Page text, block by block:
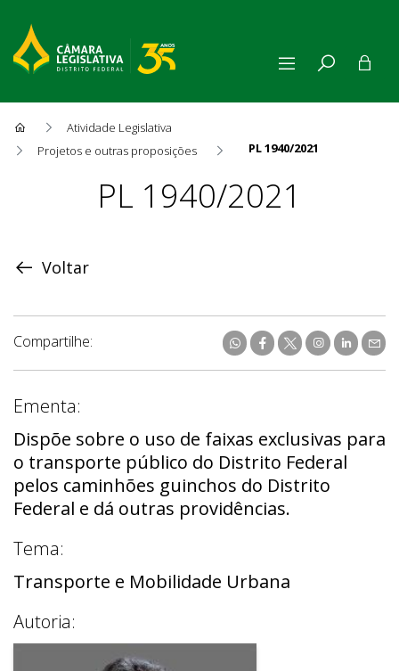
Atividade Legislativa
Projetos e outras proposições
PL 1940/2021
ProposiçãoPL 1940/2021
Voltar
Compartilhe:
Ementa:
Dispõe sobre o uso de faixas exclusivas para
o transporte público do Distrito Federal
pelos caminhões guinchos do Distrito
Federal e dá outras providências.
Tema:
Transporte e Mobilidade Urbana
Autoria: